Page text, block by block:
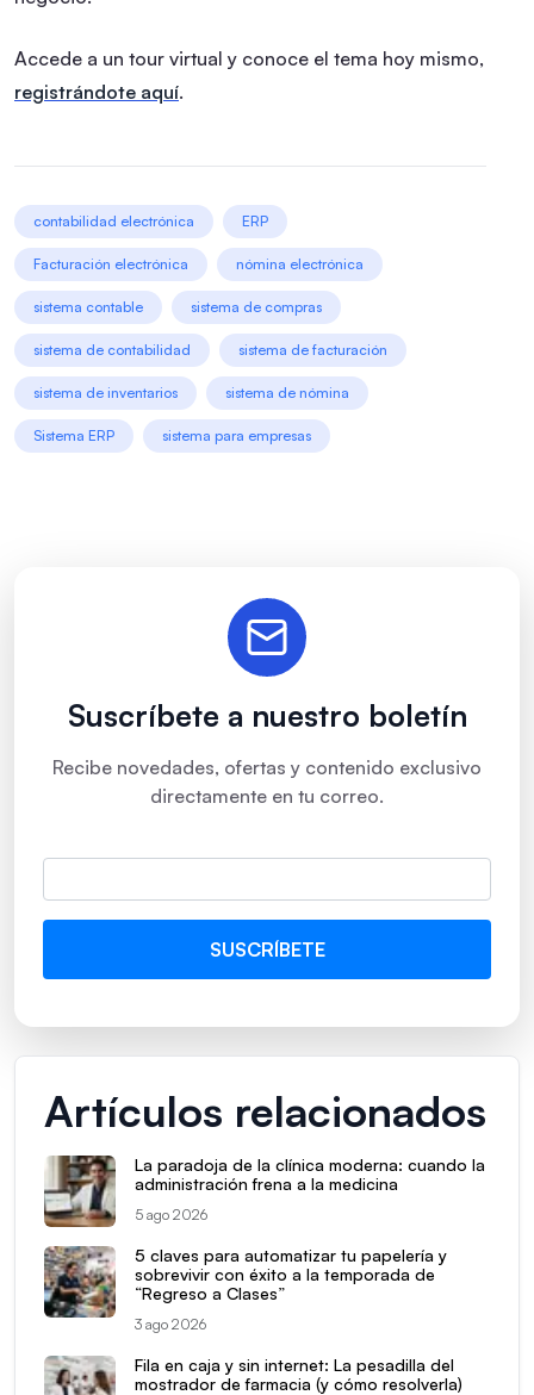
Accede a un tour virtual y conoce el tema hoy mismo,
registrándote aquí.
contabilidad electrónica ERP
Facturación electrónica nómina electrónica
sistema contable sistema de compras
sistema de contabilidad sistema de facturación
sistema de inventarios sistema de nómina
Sistema ERP sistema para empresas
Suscríbete a nuestro boletín
Recibe novedades, ofertas y contenido exclusivo
directamente en tu correo.
Artículos relacionados
La paradoja de la clínica moderna: cuando la
administración frena a la medicina
5 ago 2026
5 claves para automatizar tu papelería y
sobrevivir con éxito a la temporada de
“Regreso a Clases”
3 ago 2026
Fila en caja y sin internet: La pesadilla del
mostrador de farmacia (y cómo resolverla)